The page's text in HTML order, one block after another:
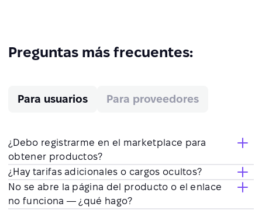
Preguntas más frecuentes:
Para usuarios Para proveedores
¿Debo registrarme en el marketplace para
obtener productos?
¿Hay tarifas adicionales o cargos ocultos?
No se abre la página del producto o el enlace
no funciona — ¿qué hago?